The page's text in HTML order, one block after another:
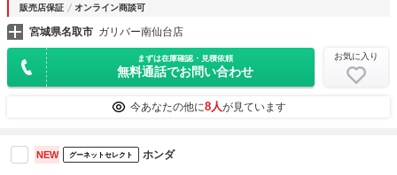
販売店保証 オンライン商談可
宮城県名取市 ガリバー南仙台店
まずは在庫確認・見積依頼
無料通話でお問い合わせ
お気に入り
今あなたの他に8人が見ています
NEW グーネットセレクト ホンダ